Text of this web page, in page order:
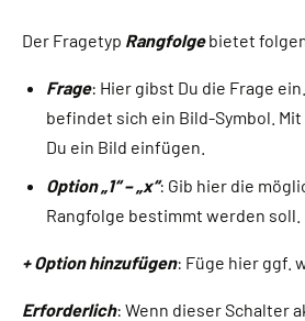
Der Fragetyp Rangfolgebietet
Frage: Hier gibst Du die Frage
befindet sich ein Bild-Symbol.
Du ein Bild einfügen.
Option „1“ – „x“: Gib hier die
Rangfolge bestimmt werden soll.
+ Option hinzufügen: Füge hier ggf.
Erforderlich: Wenn dieser Schalter